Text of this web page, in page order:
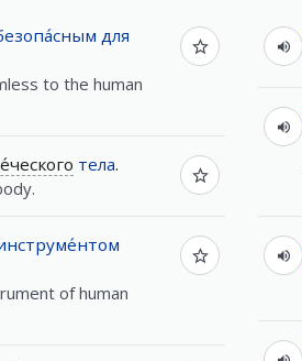
для
to the human
тела.
of human